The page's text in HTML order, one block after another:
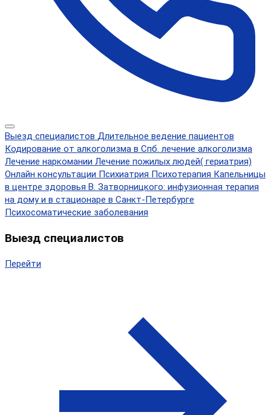
Выезд специалистов Длительное ведение пациентов
Кодирование от алкоголизма в Спб. лечение алкоголизма
Лечение наркомании Лечение пожилых людей( гериатрия)
Онлайн консультации Психиатрия Психотерапия Капельницы
в центре здоровья В. Затворницкого: инфузионная терапия
на дому и в стационаре в Санкт-Петербурге
Психосоматические заболевания
Выезд специалистов
Перейти